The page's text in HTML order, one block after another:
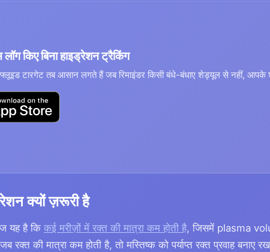
लॉग किए बिना हाइड्रेशन ट्रैकिंग
टारगेट तब आसान लगते हैं जब रिमाइंडर किसी बंधे-बंधाए शेड्यूल से नहीं, आपके
क्यों ज़रूरी है
यह है कि कई मरीज़ों में रक्त की मात्रा कम होती है, जिसमें plasma
रक्त की मात्रा कम होती है, तो मस्तिष्क को पर्याप्त रक्त प्रवाह बनाए